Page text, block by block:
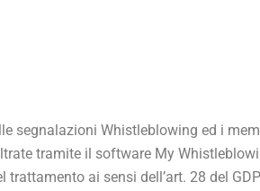
segnalazioni Whistleblowing ed i
tramite il software My
ai sensi dell’art. 28 del